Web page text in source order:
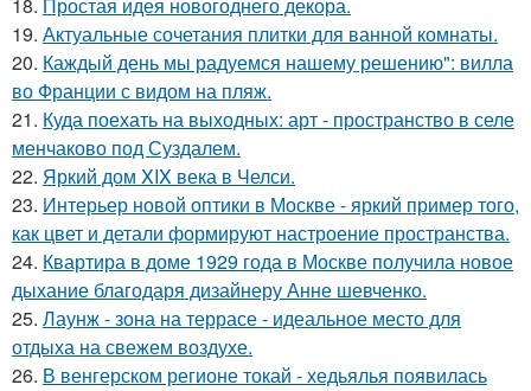
18. Простая идея новогоднего декора.
19. Актуальные сочетания плитки для ванной комнаты.
20. Каждый день мы радуемся нашему решению": вилла
во Франции с видом на пляж.
21. Куда поехать на выходных: арт - пространство в селе
менчаково под Суздалем.
22. Яркий дом XIX века в Челси.
23. Интерьер новой оптики в Москве - яркий пример того,
как цвет и детали формируют настроение пространства.
24. Квартира в доме 1929 года в Москве получила новое
дыхание благодаря дизайнеру Анне шевченко.
25. Лаунж - зона на террасе - идеальное место для
отдыха на свежем воздухе.
26. В венгерском регионе токай - хедьялья появилась